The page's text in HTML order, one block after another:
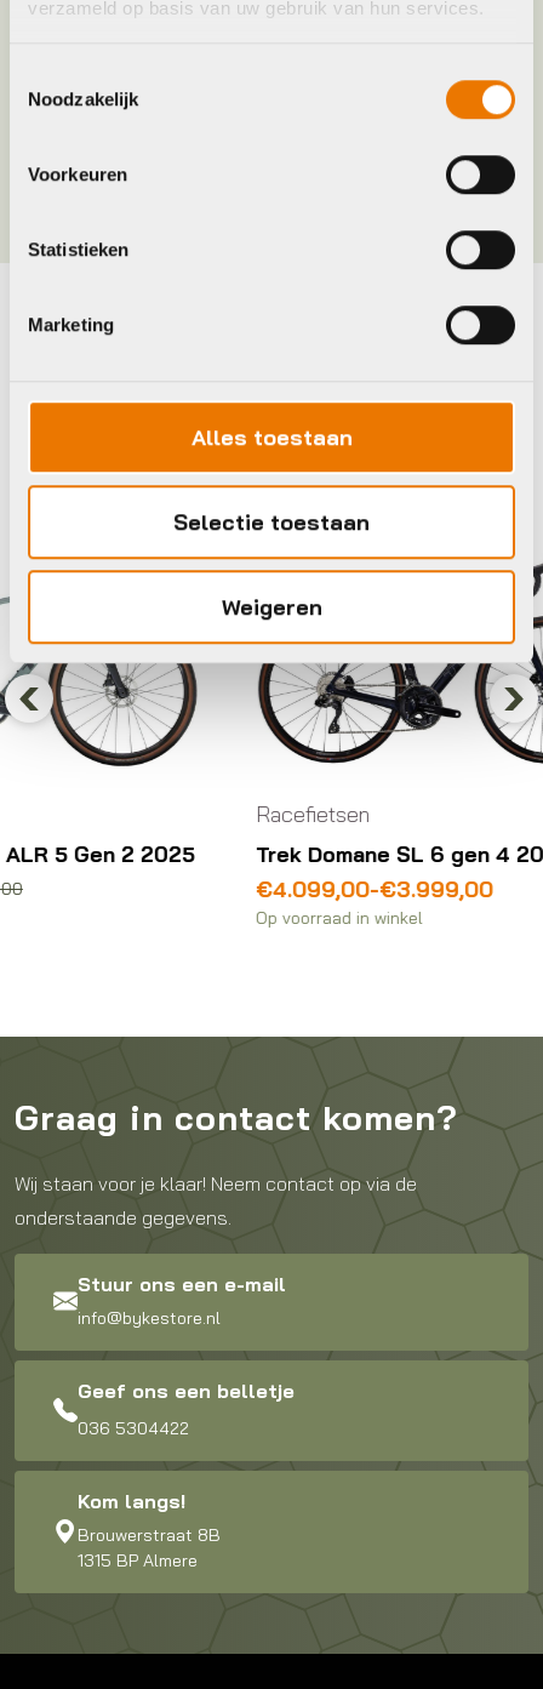
verzameld op basis van uw gebruik van hun services.
Noodzakelijk
Voorkeuren
Statistieken
Marketing
Alles toestaan
Selectie toestaan
Weigeren
Merk
Maat L, M, S, XL, XXL, XXXL
Kleur Wit, Zwart
Maak je fiets compleet
Previous
Trek Domane SL 6 gen 4 2026
3.999,00
Graag in contact komen?
Wij staan voor je klaar! Neem contact op via de
onderstaande gegevens.
Stuur ons een e-mail
info@bykestore.nl
Geef ons een belletje
036 5304422
Kom langs!
Brouwerstraat 8B
1315 BP Almere